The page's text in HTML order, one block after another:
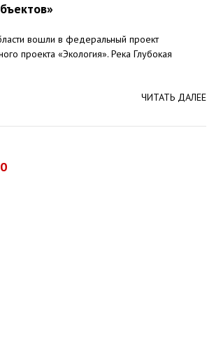
вошли в федеральный проект
проекта «Экология». Река Глубокая
ЧИТАТЬ ДАЛЕЕ